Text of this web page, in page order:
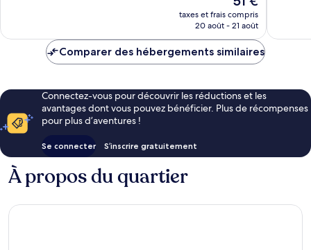
nouveau
prix
de
taxes et frais compris
20 août - 21 août
Comparer des hébergements similaires
Connectez-vous pour découvrir les réductions et les
avantages dont vous pouvez bénéficier. Plus de récompenses
pour plus d’aventures !
Se connecter S’inscrire gratuitement
À propos du quartier